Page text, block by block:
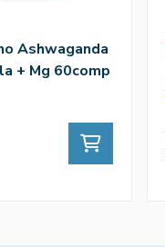
Ashwaganda
+ Mg 60comp